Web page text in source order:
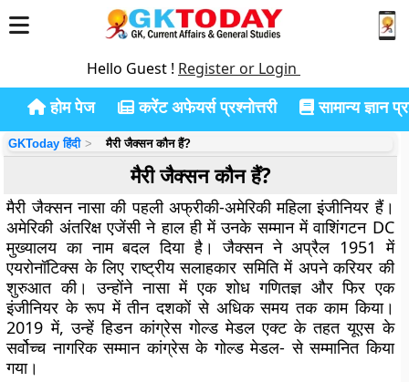
Hello Guest ! Register or Login
होम पेज करेंट अफेयर्स प्रश्नोत्तरी सामान्य ज्ञान
GKToday हिंदी मैरी जैक्सन कौन हैं?
मैरी जैक्सन कौन हैं?
मैरी जैक्सन नासा की पहली अफ्रीकी-अमेरिकी महिला इंजीनियर हैं।
अमेरिकी अंतरिक्ष एजेंसी ने हाल ही में उनके सम्मान में वाशिंगटन DC
मुख्यालय का नाम बदल दिया है। जैक्सन ने अप्रैल 1951 में
एयरोनॉटिक्स के लिए राष्ट्रीय सलाहकार समिति में अपने करियर की
शुरुआत की। उन्होंने नासा में एक शोध गणितज्ञ और फिर एक
इंजीनियर के रूप में तीन दशकों से अधिक समय तक काम किया।
2019 में, उन्हें हिडन कांग्रेस गोल्ड मेडल एक्ट के तहत यूएस के
सर्वोच्च नागरिक सम्मान कांग्रेस के गोल्ड मेडल- से सम्मानित किया
गया।